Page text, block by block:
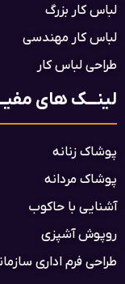
لباس کار بزرگ
لباس کار مهندسی
طراحی لباس کار
لینـــک های
پوشاک زنانه
پوشاک مردانه
آشنایی با حاکوب
روپوش آشپزی
طراحی فرم اداری